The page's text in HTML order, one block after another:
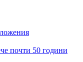
почти 50 години